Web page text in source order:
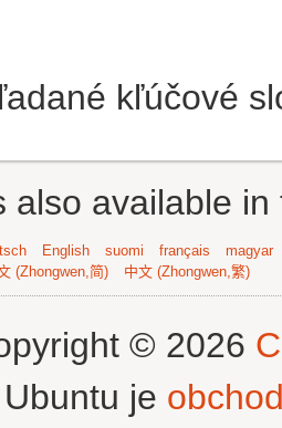
kľúčové
also available
English suomi français
magyar
(Zhongwen,简) 中文 (Zhongwen,繁)
© 2026
je